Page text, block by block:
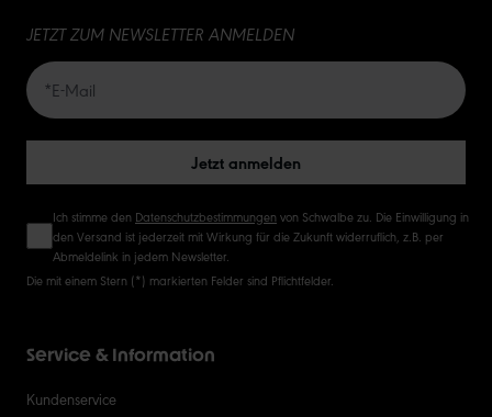
20
JETZT ZUM NEWSLETTER ANMELDEN
Jetzt anmelden
Ich stimme den Datenschutzbestimmungen von Schwalbe zu. Die Einwilligung in
den Versand ist jederzeit mit Wirkung für die Zukunft widerruflich, z.B. per
Abmeldelink in jedem Newsletter.
Die mit einem Stern (*) markierten Felder sind Pflichtfelder.
Service & Information
Kundenservice